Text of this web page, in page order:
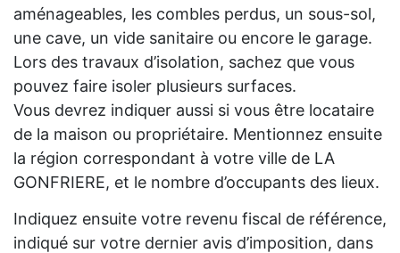
aménageables, les combles perdus, un sous-sol,
une cave, un vide sanitaire ou encore le garage.
Lors des travaux d’isolation, sachez que vous
pouvez faire isoler plusieurs surfaces.
Vous devrez indiquer aussi si vous être locataire
de la maison ou propriétaire. Mentionnez ensuite
la région correspondant à votre ville de LA
GONFRIERE, et le nombre d’occupants des lieux.
Indiquez ensuite votre revenu fiscal de référence,
indiqué sur votre dernier avis d’imposition, dans